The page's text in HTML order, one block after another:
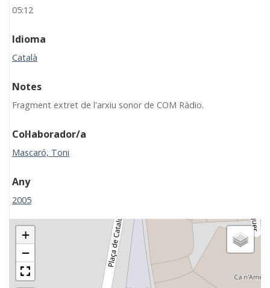
05:12
Idioma
Català
Notes
Fragment extret de l'arxiu sonor de COM Ràdio.
Col·laborador/a
Mascaró, Toni
Any
2005
+
−